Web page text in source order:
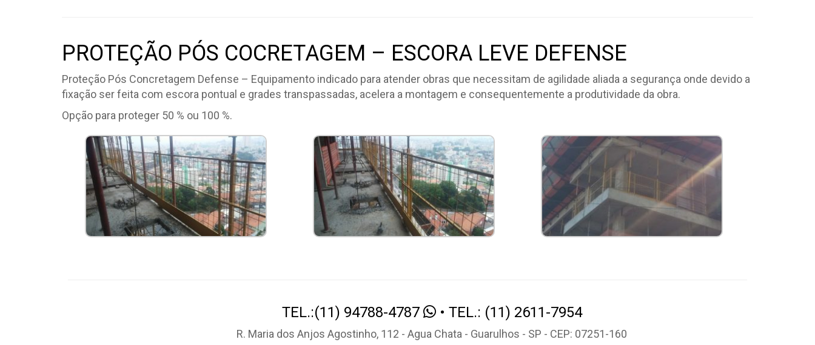
PROTEÇÃO PÓS COCRETAGEM – ESCORA LEVE DEFENSE
Proteção Pós Concretagem Defense – Equipamento indicado para atender obras que necessitam de agilidade aliada a segurança onde devido a
fixação ser feita com escora pontual e grades transpassadas, acelera a montagem e consequentemente a produtividade da obra.
Opção para proteger 50 % ou 100 %.
TEL.:(11) 94788-4787 • TEL.: (11) 2611-7954
R. Maria dos Anjos Agostinho, 112 - Agua Chata - Guarulhos - SP - CEP: 07251-160